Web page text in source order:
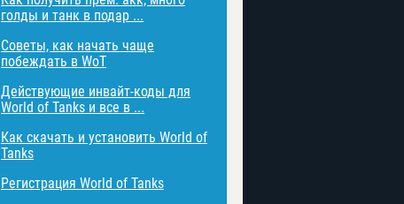
голды и танк в подар ...
Советы, как начать чаще
побеждать в WoT
Действующие инвайт-коды для
World of Tanks и все в ...
Как скачать и установить World of
Tanks
Регистрация World of Tanks